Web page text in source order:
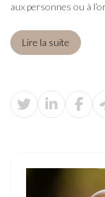
aux personnes ou à
Lire la suite